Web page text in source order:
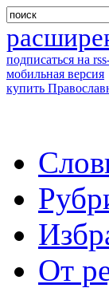
подписаться на
мобильная версия
купить
От